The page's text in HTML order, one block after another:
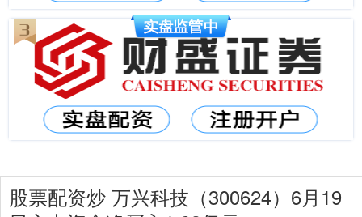
股票配资炒 万兴科技（300624）6月19